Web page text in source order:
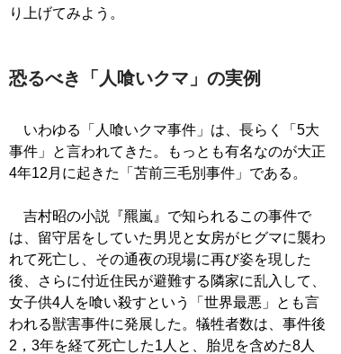
り上げてみよう。
恐るべき「人喰いクマ」の実例
いわゆる「人喰いクマ事件」は、長らく「5大
事件」と言われてきた。もっとも有名なのが大正
4年12月に起きた「苫前三毛別事件」である。
吉村昭の小説『羆嵐』で知られるこの事件で
は、留守居をしていた男児と女房がヒグマに襲わ
れて死亡し、その通夜の現場に再び姿を現した
後、さらに付近住民が避難する隣家に乱入して、
女子供4人を喰い殺すという「世界最悪」とも言
われる獣害事件に発展した。犠牲者数は、事件後
2，3年を経て死亡した1人と、胎児を含めた8人